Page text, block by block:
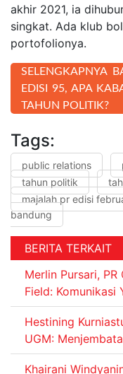
akhir 2021, ia
singkat. Ada klub
portofolionya.
SELENGKAPNYA
EDISI 95, APA
TAHUN POLITIK?
Tags:
public relations
tahun politik
majalah pr edisi
bandung
BERITA TERKAIT
Merlin Pursari,
Field: Komunikasi
Hestining
UGM:
Khairani